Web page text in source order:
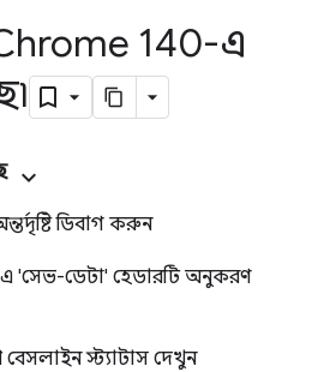
140-এ
ডিবাগ করুন
এ 'সেভ-ডেটা' হেডারটি অনুকরণ
বেসলাইন স্ট্যাটাস দেখুন